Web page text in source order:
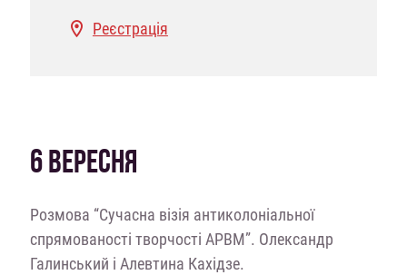
Реєстрація
6 ВЕРЕСНЯ
Розмова “Сучасна візія антиколоніальної
спрямованості творчості АРВМ”. Олександр
Галинський і Алевтина Кахідзе.